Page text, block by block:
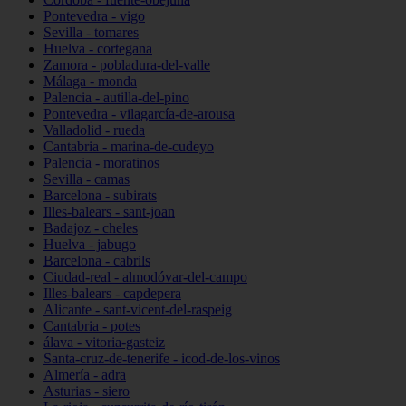
Pontevedra - vigo
Sevilla - tomares
Huelva - cortegana
Zamora - pobladura-del-valle
Málaga - monda
Palencia - autilla-del-pino
Pontevedra - vilagarcía-de-arousa
Valladolid - rueda
Cantabria - marina-de-cudeyo
Palencia - moratinos
Sevilla - camas
Barcelona - subirats
Illes-balears - sant-joan
Badajoz - cheles
Huelva - jabugo
Barcelona - cabrils
Ciudad-real - almodóvar-del-campo
Illes-balears - capdepera
Alicante - sant-vicent-del-raspeig
Cantabria - potes
álava - vitoria-gasteiz
Santa-cruz-de-tenerife - icod-de-los-vinos
Almería - adra
Asturias - siero